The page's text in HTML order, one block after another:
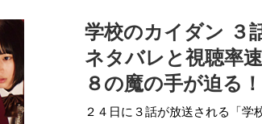
学校のカイダン ３
ネタバレと視聴率
８の魔の手が迫る！
２４日に３話が放送される「学